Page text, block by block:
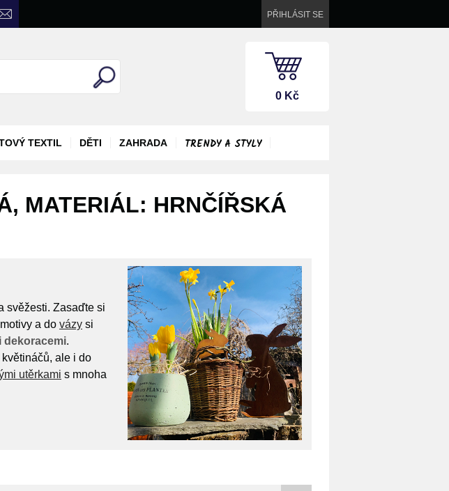
PŘIHLÁSIT SE
0 Kč
TEXTIL DĚTI ZAHRADA TRENDY A STYLY
MATERIÁL: HRNČÍŘSKÁ
svěžesti. Zasaďte si
a do vázy si
dekoracemi.
ale i do
utěrkami s mnoha